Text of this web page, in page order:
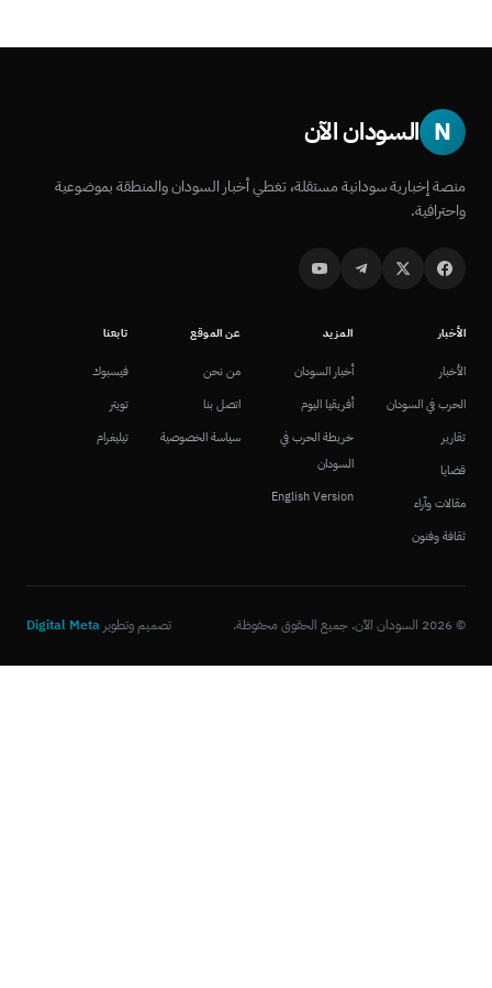
N السودان الآن
منصة إخبارية سودانية مستقلة، تغطي أخبار السودان والمنطقة بموضوعية
واحترافية.
الأخبار
الأخبار
الحرب في السودان
تقارير
قضايا
مقالات وآراء
ثقافة وفنون
المزيد
أخبار السودان
أفريقيا اليوم
خريطة الحرب في
السودان
English Version
عن الموقع
من نحن
اتصل بنا
سياسة الخصوصية
تابعنا
فيسبوك
تويتر
تيليغرام
© 2026 السودان الآن. جميع الحقوق محفوظة. تصميم وتطوير Digital Meta